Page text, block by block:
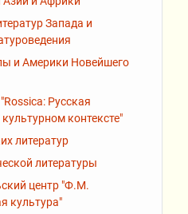
Запада и
и Америки Новейшего
Русская
контексте"
литератур
литературы
центр "Ф.М.
культура"